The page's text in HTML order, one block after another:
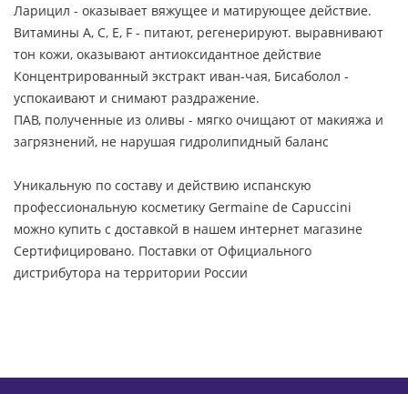
Ларицил - оказывает вяжущее и матирующее действие.
Витамины А, C, E, F - питают, регенерируют. выравнивают
тон кожи, оказывают антиоксидантное действие
Концентрированный экстракт иван-чая, Бисаболол -
успокаивают и снимают раздражение.
ПАВ, полученные из оливы - мягко очищают от макияжа и
загрязнений, не нарушая гидролипидный баланс
Уникальную по составу и действию испанскую
профессиональную косметику Germaine de Capuccini
можно купить с доставкой в нашем интернет магазине
Сертифицировано. Поставки от Официального
дистрибутора на территории России